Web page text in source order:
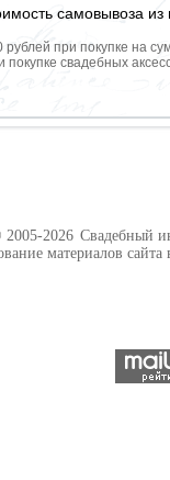
самовывоза из
рублей при покупке на
покупке свадебных
2005-2026 Свадебный
материалов